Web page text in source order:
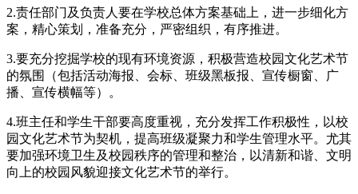
2.责任部门及负责人要在学校总体方案基础上，进一步细化方
案，精心策划，准备充分，严密组织，有序推进。
3.要充分挖掘学校的现有环境资源，积极营造校园文化艺术节
的氛围（包括活动海报、会标、班级黑板报、宣传橱窗、广
播、宣传横幅等）。
4.班主任和学生干部要高度重视，充分发挥工作积极性，以校
园文化艺术节为契机，提高班级凝聚力和学生管理水平。尤其
要加强环境卫生及校园秩序的管理和整治，以清新和谐、文明
向上的校园风貌迎接文化艺术节的举行。